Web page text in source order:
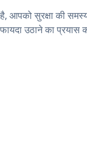
आपको सुरक्षा की
उठाने का